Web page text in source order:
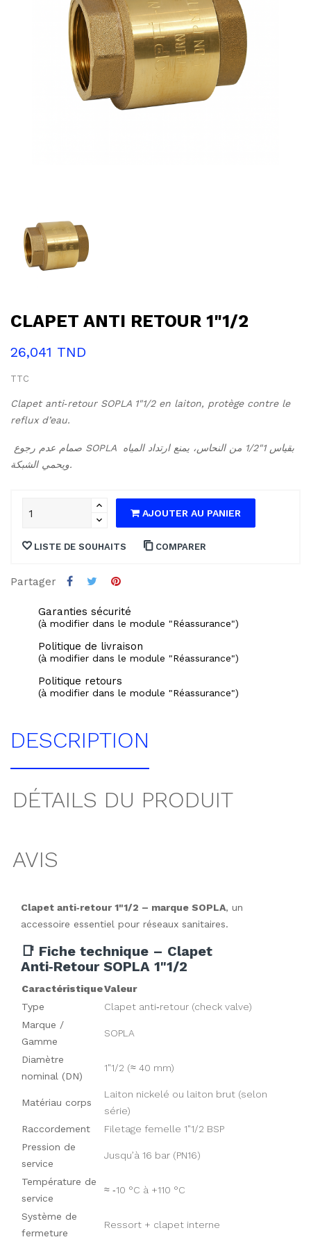
CLAPET ANTI RETOUR 1"1/2
26,041 TND
TTC
Clapet anti‑retour SOPLA 1"1/2 en laiton, protège contre le
reflux d’eau.
صمام عدم رجوع SOPLA بقياس 1"1/2 من النحاس، يمنع ارتداد المياه
ويحمي الشبكة.
AJOUTER AU PANIER
LISTE DE SOUHAITS COMPARER
Partager
Garanties sécurité
(à modifier dans le module "Réassurance")
Politique de livraison
(à modifier dans le module "Réassurance")
Politique retours
(à modifier dans le module "Réassurance")
DESCRIPTION
DÉTAILS DU PRODUIT
AVIS
Clapet anti‑retour 1"1/2 – marque SOPLA, un
accessoire essentiel pour réseaux sanitaires.
📑 Fiche technique – Clapet
Anti‑Retour SOPLA 1"1/2
CaractéristiqueValeur
Type
Clapet anti‑retour (check valve)
Marque /
Gamme
SOPLA
Diamètre
nominal (DN)
1"1/2 (≈ 40 mm)
Matériau corps
Laiton nickelé ou laiton brut (selon
série)
Raccordement
Filetage femelle 1"1/2 BSP
Pression de
service
Jusqu’à 16 bar (PN16)
Température de
service
≈ ‑10 °C à +110 °C
Système de
fermeture
Ressort + clapet interne